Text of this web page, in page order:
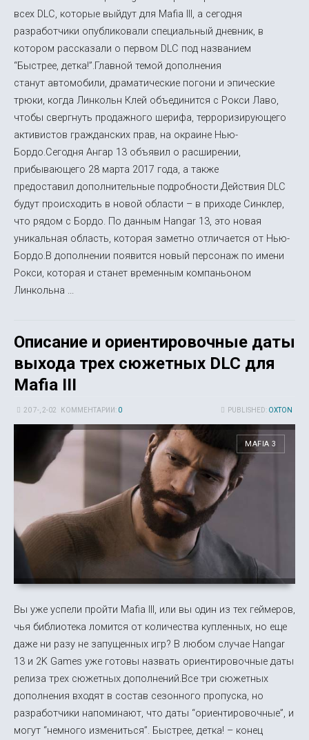
всех DLC, которые выйдут для Mafia III, а сегодня
разработчики опубликовали специальный дневник, в
котором рассказали о первом DLC под названием
“Быстрее, детка!”.Главной темой дополнения
станут автомобили, драматические погони и эпические
трюки, когда Линкольн Клей объединится с Рокси Лаво,
чтобы свергнуть продажного шерифа, терроризирующего
активистов гражданских прав, на окраине Нью-
Бордо.Сегодня Ангар 13 объявил о расширении,
прибывающего 28 марта 2017 года, а также
предоставил дополнительные подробности.Действия DLC
будут происходить в новой области – в приходе Синклер,
что рядом с Бордо. По данным Hangar 13, это новая
уникальная область, которая заметно отличается от Нью-
Бордо.В дополнении появится новый персонаж по имени
Рокси, которая и станет временным компаньоном
Линкольна ...
Описание и ориентировочные даты
выхода трех сюжетных DLC для
Mafia III
PUBLISHED: OXTON
20 7-, 2-02 КОММЕНТАРИИ: 0
MAFIA 3
Вы уже успели пройти Mafia III, или вы один из тех геймеров,
чья библиотека ломится от количества купленных, но еще
даже ни разу не запущенных игр? В любом случае Hangar
13 и 2K Games уже готовы назвать ориентировочные даты
релиза трех сюжетных дополнений.Все три сюжетных
дополнения входят в состав сезонного пропуска, но
разработчики напоминают, что даты “ориентировочные”, и
могут “немного измениться”. Быстрее, детка! – конец